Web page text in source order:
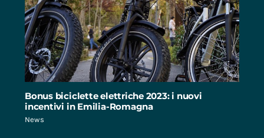
Bonus biciclette elettriche 2023: i nuovi
incentivi in Emilia-Romagna
News